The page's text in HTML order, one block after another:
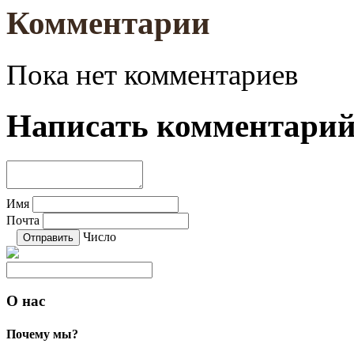
Комментарии
Пока нет комментариев
Написать
Имя
Почта
Число
О нас
Почему мы?